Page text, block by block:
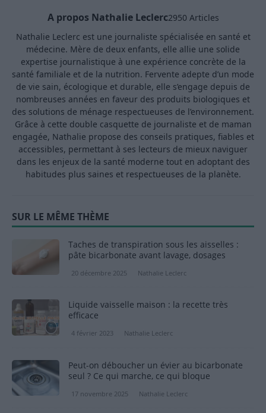
A propos Nathalie Leclerc2950 Articles
Nathalie Leclerc est une journaliste spécialisée en santé et
médecine. Mère de deux enfants, elle allie une solide
expertise journalistique à une expérience concrète de la
santé familiale et de la nutrition. Fervente adepte d’un mode
de vie sain, écologique et durable, elle s’engage depuis de
nombreuses années en faveur des produits biologiques et
des solutions de ménage respectueuses de l’environnement.
Grâce à cette double casquette de journaliste et de maman
engagée, Nathalie propose des conseils pratiques, fiables et
accessibles, permettant à ses lecteurs de mieux naviguer
dans les enjeux de la santé moderne tout en adoptant des
habitudes plus saines et respectueuses de la planète.
SUR LE MÊME THÈME
Taches de transpiration sous les aisselles :
pâte bicarbonate avant lavage, dosages
20 décembre 2025 Nathalie Leclerc
Liquide vaisselle maison : la recette très
efficace
4 février 2023 Nathalie Leclerc
Peut-on déboucher un évier au bicarbonate
seul ? Ce qui marche, ce qui bloque
17 novembre 2025 Nathalie Leclerc